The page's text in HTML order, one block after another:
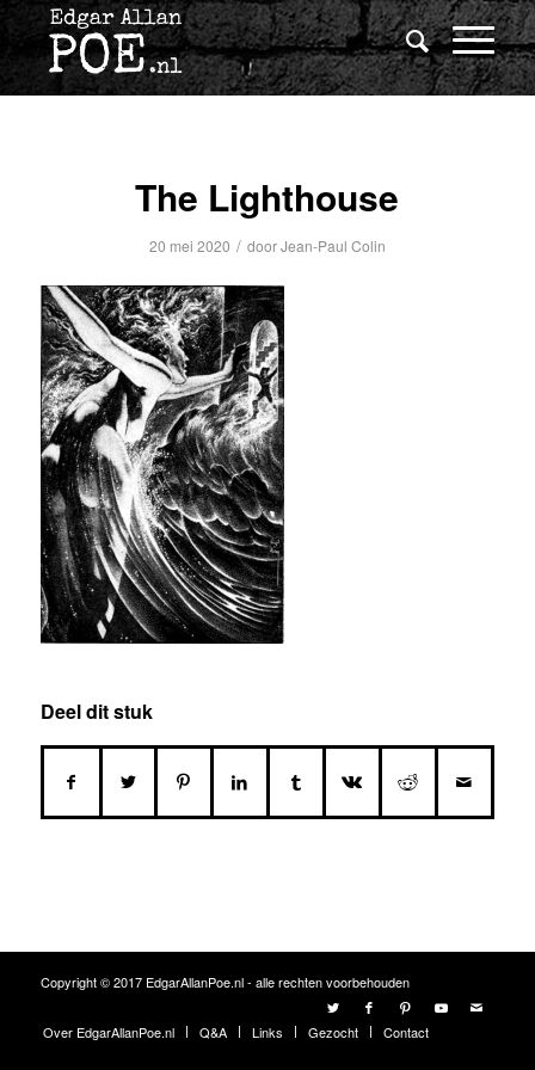
The Lighthouse
20 mei 2020 / doorJean-Paul Colin
Deel dit stuk
Copyright © 2017 EdgarAllanPoe.nl - alle rechten voorbehouden
Over EdgarAllanPoe.nl Q&A Links Gezocht Contact